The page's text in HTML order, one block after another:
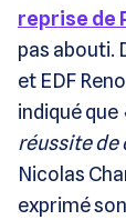
reprise de
pas abouti.
et EDF
indiqué que
réussite de
Nicolas
exprimé